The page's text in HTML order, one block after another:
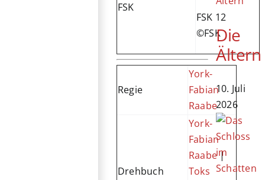
FSK
FSK 12
©FSK
Regie
York-
Fabian
Raabe
Drehbuch
York-
Fabian
Raabe|
Toks
Die
Ältern
10. Juli
2026